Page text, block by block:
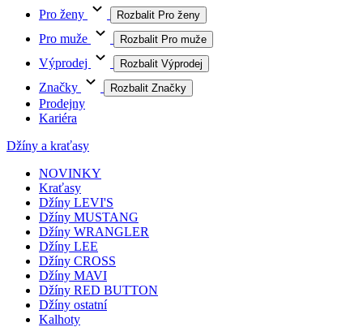
Pro ženy Rozbalit Pro ženy
Pro muže Rozbalit Pro muže
Výprodej Rozbalit Výprodej
Značky Rozbalit Značky
Prodejny
Kariéra
Džíny a kraťasy
NOVINKY
Kraťasy
Džíny LEVI'S
Džíny MUSTANG
Džíny WRANGLER
Džíny LEE
Džíny CROSS
Džíny MAVI
Džíny RED BUTTON
Džíny ostatní
Kalhoty